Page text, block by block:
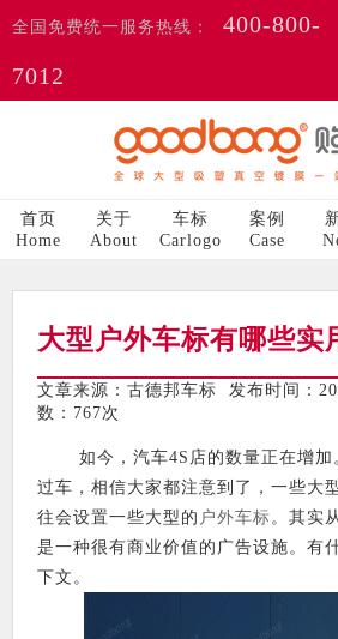
全国免费统一服务热线：
400-800-
7012
首页
Home
关于
About
车标
Carlogo
案例
Case
大型户外车标有哪些实
文章来源：古德邦车标 发布时间：
数： 767次
如今，汽车4S店的数量正在增加
过车，相信大家都注意到了，一些大
往会设置一些大型的 户外车标。其实
是一种很有商业价值的广告设施。有
下文。